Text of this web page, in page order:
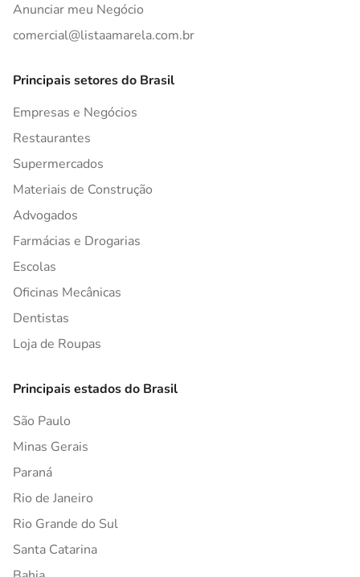
Anunciar meu Negócio
comercial@listaamarela.com.br
Principais setores do Brasil
Empresas e Negócios
Restaurantes
Supermercados
Materiais de Construção
Advogados
Farmácias e Drogarias
Escolas
Oficinas Mecânicas
Dentistas
Loja de Roupas
Principais estados do Brasil
São Paulo
Minas Gerais
Paraná
Rio de Janeiro
Rio Grande do Sul
Santa Catarina